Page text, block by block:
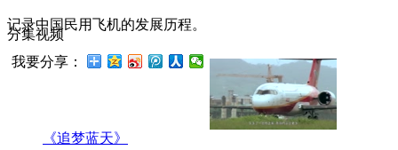
记录中国民用飞机的发展历程。
我要分享：
分集视频
《追梦蓝天》